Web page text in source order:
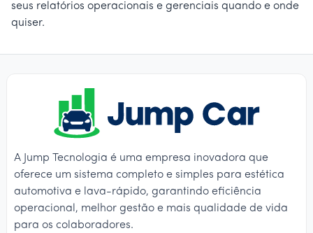
seus relatórios operacionais e gerenciais quando e onde
quiser.
A Jump Tecnologia é uma empresa inovadora que
oferece um sistema completo e simples para estética
automotiva e lava-rápido, garantindo eficiência
operacional, melhor gestão e mais qualidade de vida
para os colaboradores.